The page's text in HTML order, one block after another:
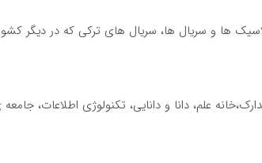
ها و سریال ها، سریال های ترکی که در دیگر
علم، دانا و دانایی، تکنولوژی اطلاعات،